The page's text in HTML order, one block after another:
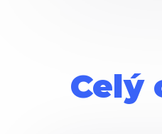
Celý